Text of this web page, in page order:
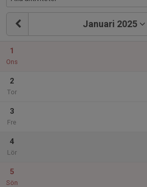
Januari 2025
1
Ons
2
Tor
3
Fre
4
Lör
5
Sön